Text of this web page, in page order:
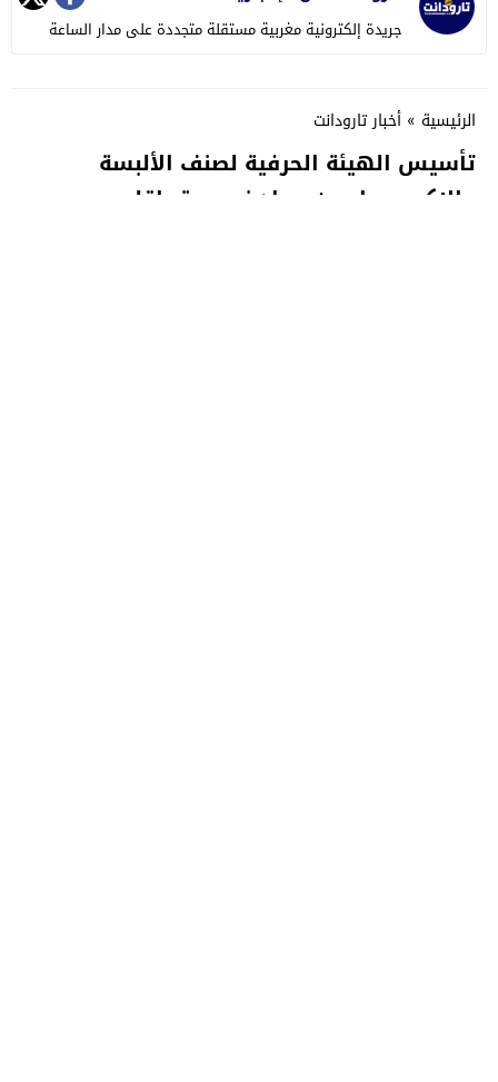
جريدة إلكترونية مغربية مستقلة متجددة على مدار الساعة
الرئيسية » أخبار تارودانت
تأسيس الهيئة الحرفية لصنف الألبسة
والإكسسوار من مواد نسيجية بإقليم